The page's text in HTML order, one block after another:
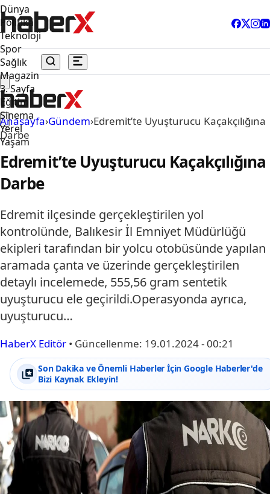
Dünya
Politika
Teknoloji
Spor
Sağlık
Magazin
3. Sayfa
Eğitim
Sinema
Yerel
Yaşam
Anasayfa›Gündem›Edremit’te Uyuşturucu Kaçakçılığına
Darbe
Edremit’te Uyuşturucu Kaçakçılığına
Darbe
Edremit ilçesinde gerçekleştirilen yol
kontrolünde, Balıkesir İl Emniyet Müdürlüğü
ekipleri tarafından bir yolcu otobüsünde yapılan
aramada çanta ve üzerinde gerçekleştirilen
detaylı incelemede, 555,56 gram sentetik
uyuşturucu ele geçirildi.Operasyonda ayrıca,
uyuşturucu…
HaberX Editör • Güncellenme: 19.01.2024 - 00:21
Son Dakika ve Önemli Haberler İçin Google Haberler'de
Bizi Kaynak Ekleyin!